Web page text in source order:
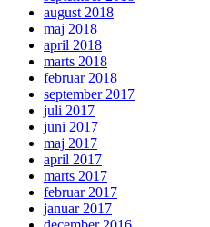
august 2018
maj 2018
april 2018
marts 2018
februar 2018
september 2017
juli 2017
juni 2017
maj 2017
april 2017
marts 2017
februar 2017
januar 2017